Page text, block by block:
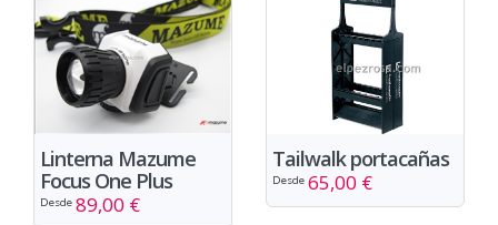
Linterna Mazume
Focus One Plus
Desde 89,00 €
Tailwalk portacañas
Desde 65,00 €